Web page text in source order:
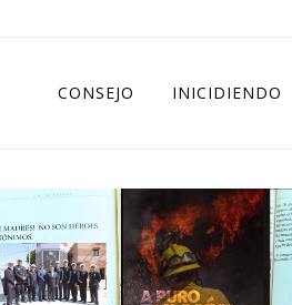
CONSEJO INICIDIENDO